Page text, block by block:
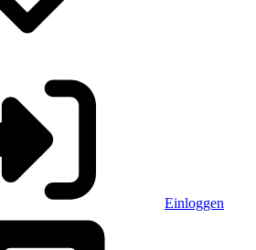
Einloggen